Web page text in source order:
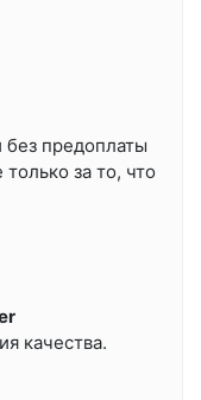
без предоплаты
за то, что
качества.